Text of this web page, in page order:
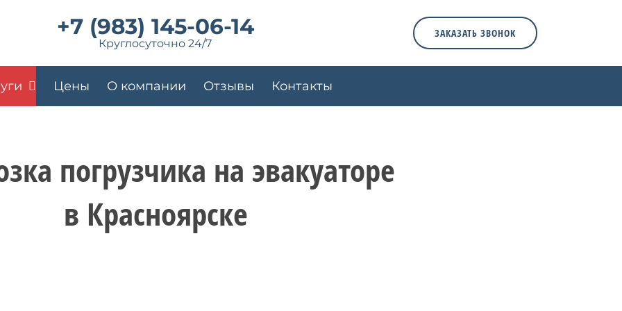
+7 (983) 145-06-14
Круглосуточно 24/7
ЗАКАЗАТЬ ЗВОНОК
Цены О компании Отзывы Контакты
погрузчика на эвакуаторе
в Красноярске